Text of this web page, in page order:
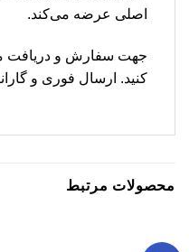
اصلی عرضه می‌کند.
جهت سفارش و دریافت
کنید. ارسال فوری و
محصولات مرتبط